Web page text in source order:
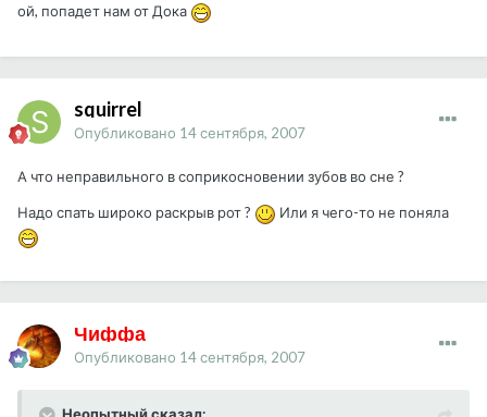
ой, попадет нам от Дока
squirrel
Опубликовано 14 сентября, 2007
А что неправильного в соприкосновении зубов во сне ?
Надо спать широко раскрыв рот ? Или я чего-то не поняла
Чиффа
Опубликовано 14 сентября, 2007